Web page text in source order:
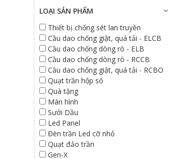
LOẠI SẢN PHẨM
Thiết bị chống sét lan truyền
Cầu dao chống giật, quá tải - ELCB
Cầu dao chống dòng rò - ELB
Cầu dao chống dòng rò - RCCB
Cầu dao chống giật, quá tải - RCBO
Quạt trần hộp số
Quà tặng
Màn hình
Sưởi Dầu
Led Panel
Đèn trần Led cỡ nhỏ
Quạt đảo trần
Gen-X